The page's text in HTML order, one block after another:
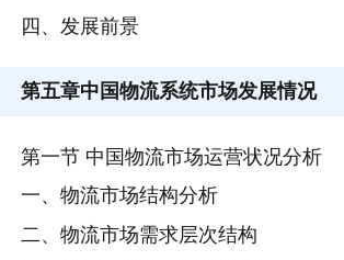
四、发展前景
第五章中国物流系统市场发展情况
第一节 中国物流市场运营状况分析
一、物流市场结构分析
二、物流市场需求层次结构